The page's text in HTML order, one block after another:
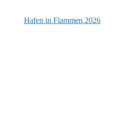
Hafen in Flammen 2026